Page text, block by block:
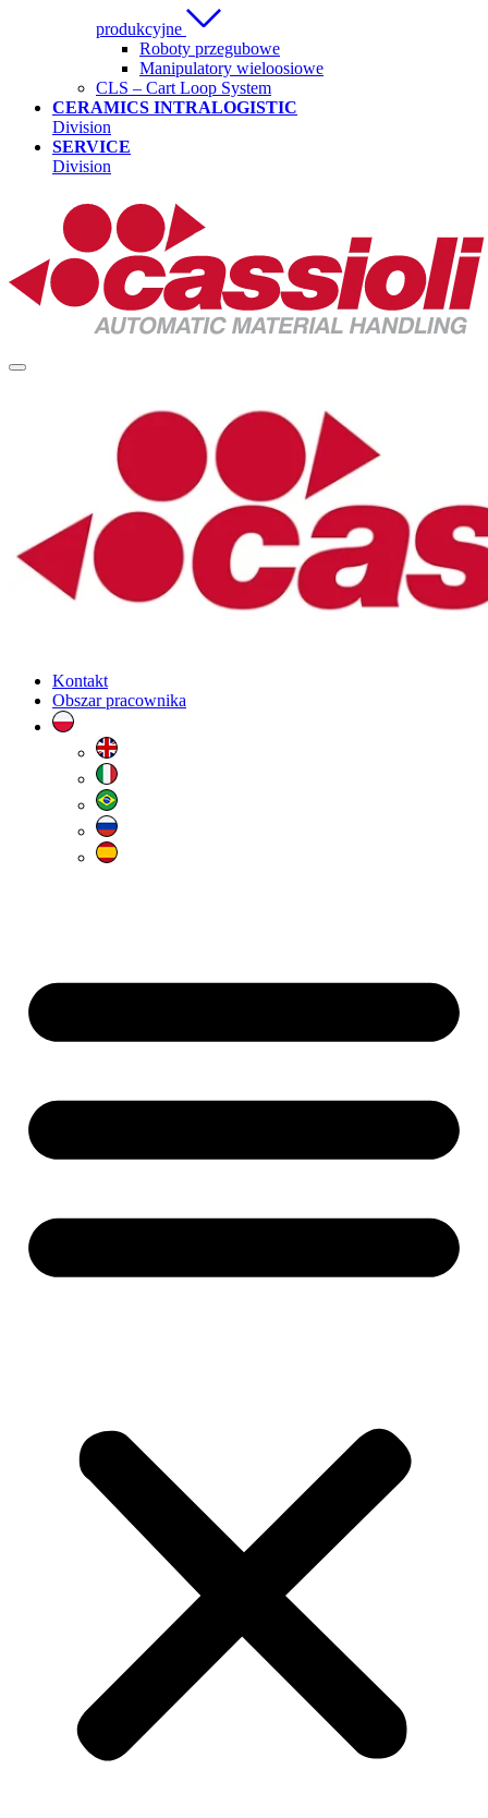
produkcyjne
Roboty przegubowe
Manipulatory wieloosiowe
CLS – Cart Loop System
CERAMICS INTRALOGISTIC
Division
SERVICE
Division
Kontakt
Obszar pracownika